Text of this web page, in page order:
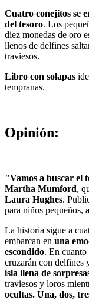
Cuatro conejitos se
del tesoro. Los
diez monedas de oro
llenos de delfines
traviesos.
Libro con solapas
tempranas.
Opinión:
"Vamos a buscar el
Martha Mumford,
Laura Hughes.
para niños pequeños,
La historia sigue a
embarcan en una
escondido. En cuanto
cruzarán con delfines
isla llena de
traviesos y loros
ocultas. Una, dos,